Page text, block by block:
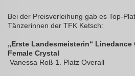
Bei der Preisverleihung gab es Top-
Tänzerinnen der TFK Ketsch:
„Erste Landesmeisterin“ Linedance
Female Crystal
Vanessa Roß 1. Platz Overall